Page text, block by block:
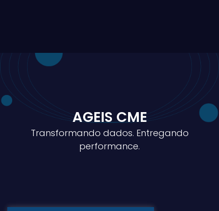
AGEIS CME
Transformando dados. Entregando
performance.